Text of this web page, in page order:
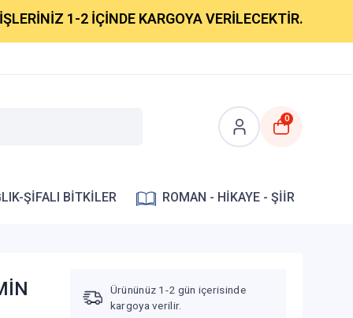
1-2 İÇİNDE KARGOYA VERİLECEKTİR.
0
ŞİFALI BİTKİLER ROMAN - HİKAYE - ŞİİR
Ürününüz 1-2 gün içerisinde
kargoya verilir.